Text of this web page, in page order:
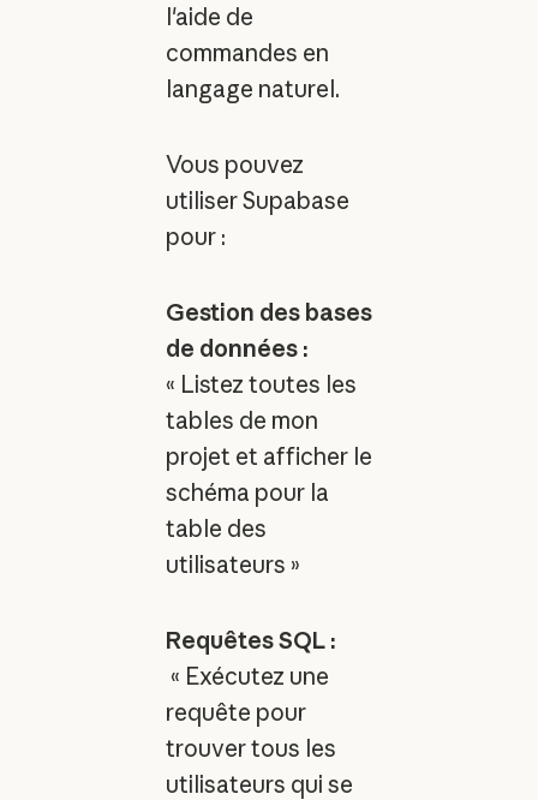
l'aide de
commandes en
langage naturel.
Vous pouvez
utiliser Supabase
pour :
Gestion des bases
de données :
« Listez toutes les
tables de mon
projet et afficher le
schéma pour la
table des
utilisateurs »
Requêtes SQL :
« Exécutez une
requête pour
trouver tous les
utilisateurs qui se